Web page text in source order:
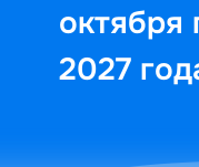
октября
2027